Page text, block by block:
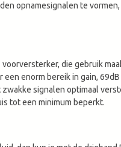
opnamesignalen te
die gebruik
enorm bereik in gain,
signalen optimaal
tot een minimum beperkt.